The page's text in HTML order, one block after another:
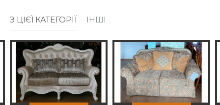
З ЦІЄЇ КАТЕГОРІЇ ІНШІ